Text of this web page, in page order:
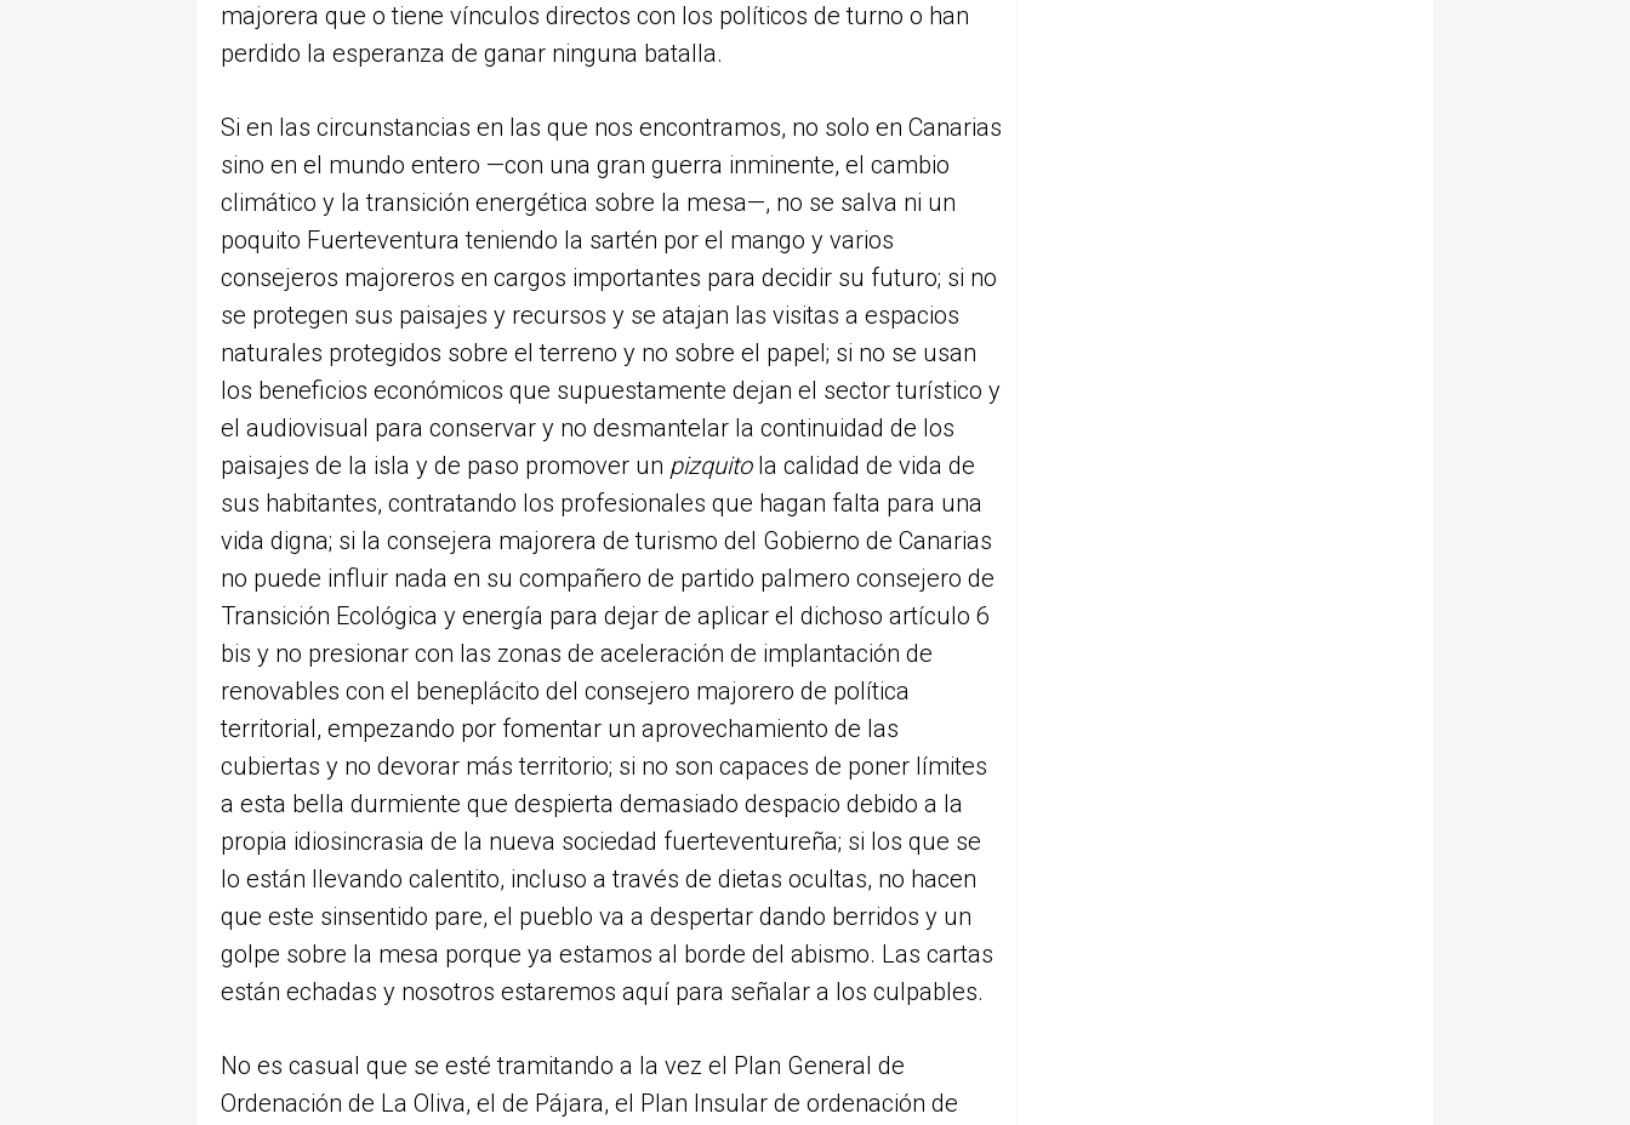
majorera que o tiene vínculos directos con los políticos de turno o han
perdido la esperanza de ganar ninguna batalla.
Si en las circunstancias en las que nos encontramos, no solo en Canarias
sino en el mundo entero —con una gran guerra inminente, el cambio
climático y la transición energética sobre la mesa—, no se salva ni un
poquito Fuerteventura teniendo la sartén por el mango y varios
consejeros majoreros en cargos importantes para decidir su futuro; si no
se protegen sus paisajes y recursos y se atajan las visitas a espacios
naturales protegidos sobre el terreno y no sobre el papel; si no se usan
los beneficios económicos que supuestamente dejan el sector turístico y
el audiovisual para conservar y no desmantelar la continuidad de los
paisajes de la isla y de paso promover un pizquitola calidad de vida de
sus habitantes, contratando los profesionales que hagan falta para una
vida digna; si la consejera majorera de turismo del Gobierno de Canarias
no puede influir nada en su compañero de partido palmero consejero de
Transición Ecológica y energía para dejar de aplicar el dichoso artículo 6
bis y no presionar con las zonas de aceleración de implantación de
renovables con el beneplácito del consejero majorero de política
territorial, empezando por fomentar un aprovechamiento de las
cubiertas y no devorar más territorio; si no son capaces de poner límites
a esta bella durmiente que despierta demasiado despacio debido a la
propia idiosincrasia de la nueva sociedad fuerteventureña; si los que se
lo están llevando calentito, incluso a través de dietas ocultas, no hacen
que este sinsentido pare, el pueblo va a despertar dando berridos y un
golpe sobre la mesa porque ya estamos al borde del abismo. Las cartas
están echadas y nosotros estaremos aquí para señalar a los culpables.
No es casual que se esté tramitando a la vez el Plan General de
Ordenación de La Oliva, el de Pájara, el Plan Insular de ordenación de